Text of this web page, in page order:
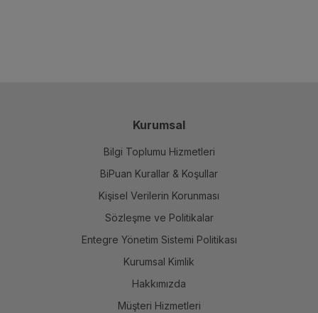
Kurumsal
Bilgi Toplumu Hizmetleri
BiPuan Kurallar & Koşullar
Kişisel Verilerin Korunması
Sözleşme ve Politikalar
Entegre Yönetim Sistemi Politikası
Kurumsal Kimlik
Hakkımızda
Müşteri Hizmetleri